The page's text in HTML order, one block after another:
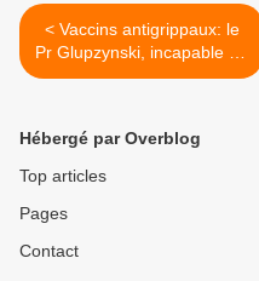
< Vaccins antigrippaux: le
Pr Glupzynski, incapable de
répondre?
Hébergé par Overblog
Top articles
Pages
Contact